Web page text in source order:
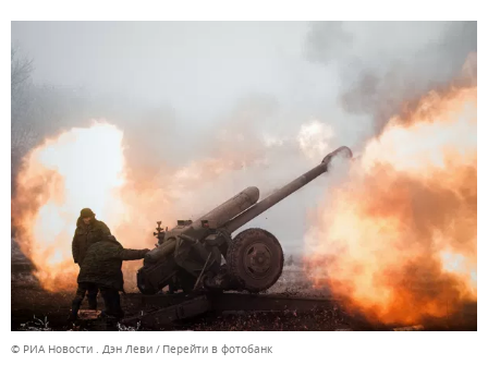
© РИА Новости . Дэн Леви Перейти в фотобанк